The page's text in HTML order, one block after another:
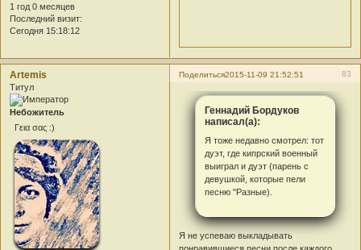
1 год 0 месяцев
Последний визит:
Сегодня 15:18:12
Поделиться 83
2015-11-09 21:52:51
Artemis
Титул
Небожитель
Γεια σας :)
Геннадий Бордуков
написал(а):
Я тоже недавно смотрел: тот
дуэт, где кипрский военный
выиграл и дуэт (парень с
девушкой, которые пели
песню "Разные).
Я не успеваю выкладывать